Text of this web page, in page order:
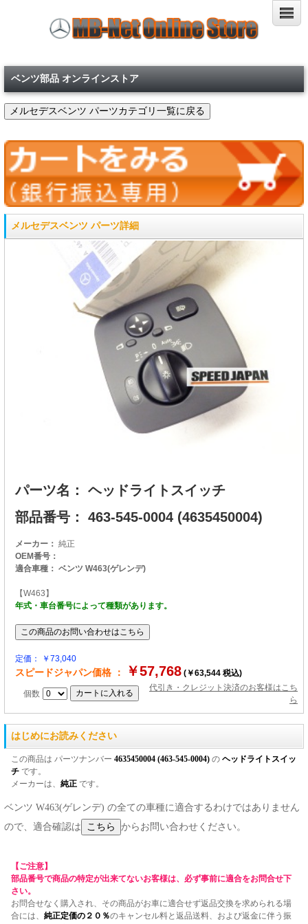
ベンツ部品 オンラインストア
メルセデスベンツ パーツ詳細
パーツ名： ヘッドライトスイッチ
部品番号： 463-545-0004 (4635450004)
メーカー： 純正
OEM番号：
適合車種： ベンツ W463(ゲレンデ)
【W463】
年式・車台番号によって種類があります。
定価： ￥73,040
スピードジャパン価格 ： ￥57,768 (￥63,544 税込)
個数
代引き・クレジット決済のお客様はこち
ら
はじめにお読みください
この商品は パーツナンバー 4635450004 (463-545-0004) の ヘッドライトスイッ
チ です。
メーカーは、 純正 です。
ベンツ W463(ゲレンデ) の全ての車種に適合するわけではありません
ので、適合確認は
からお問い合わせください。
【ご注意】
部品番号で商品の特定が出来てないお客様は、必ず事前に適合をお問合せ下
さい。
お問合せなく購入され、その商品がお車に適合せず返品交換を求められる場
合には、 純正定価の２０％のキャンセル料と返品送料、および返金に伴う振